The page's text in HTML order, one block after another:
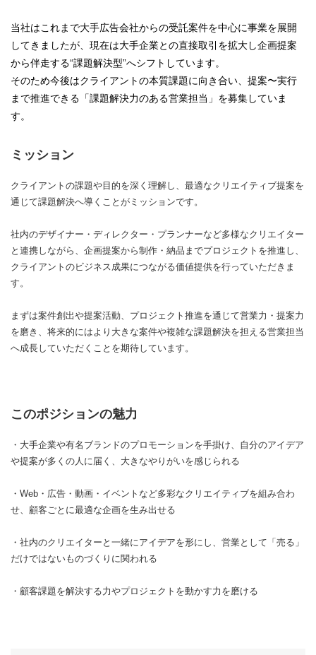
当社はこれまで大手広告会社からの受託案件を中心に事業を展開
してきましたが、現在は大手企業との直接取引を拡大し企画提案
から伴走する“課題解決型”へシフトしています。
そのため今後はクライアントの本質課題に向き合い、提案〜実行
まで推進できる「課題解決力のある営業担当」を募集していま
す。
ミッション
クライアントの課題や目的を深く理解し、最適なクリエイティブ提案を
通じて課題解決へ導くことがミッションです。
社内のデザイナー・ディレクター・プランナーなど多様なクリエイター
と連携しながら、企画提案から制作・納品までプロジェクトを推進し、
クライアントのビジネス成果につながる価値提供を行っていただきま
す。
まずは案件創出や提案活動、プロジェクト推進を通じて営業力・提案力
を磨き、将来的にはより大きな案件や複雑な課題解決を担える営業担当
へ成長していただくことを期待しています。
このポジションの魅力
・大手企業や有名ブランドのプロモーションを手掛け、自分のアイデア
や提案が多くの人に届く、大きなやりがいを感じられる
・Web・広告・動画・イベントなど多彩なクリエイティブを組み合わ
せ、顧客ごとに最適な企画を生み出せる
・社内のクリエイターと一緒にアイデアを形にし、営業として「売る」
だけではないものづくりに関われる
・顧客課題を解決する力やプロジェクトを動かす力を磨ける